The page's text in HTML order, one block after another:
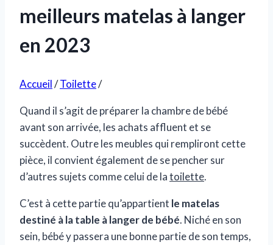
meilleurs matelas à langer
en 2023
Accueil/Toilette/
Quand il s’agit de préparer la chambre de bébé
avant son arrivée, les achats affluent et se
succèdent. Outre les meubles qui rempliront cette
pièce, il convient également de se pencher sur
d’autres sujets comme celui de latoilette.
C’est à cette partie qu’appartient le matelas
destiné à la table à langer de bébé. Niché en son
sein, bébé y passera une bonne partie de son temps,